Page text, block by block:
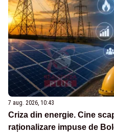
7 aug. 2026, 10:43
Criza din energie. Cine
raționalizare impuse de